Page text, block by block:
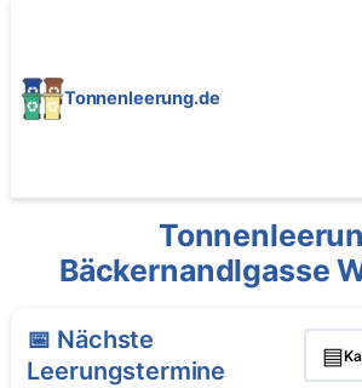
Tonnenleerung.de
Bäckernandlgasse
📅 Nächste
Leerungstermine
▤